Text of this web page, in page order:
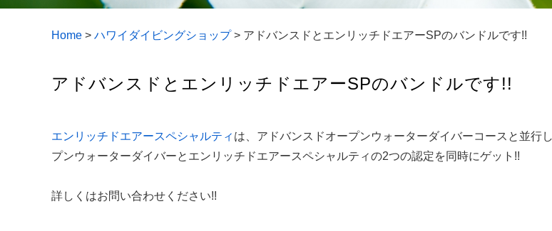
Home > ハワイダイビングショップ> アドバンスドとエンリッチドエアーSPのバンドルです!!
アドバンスドとエンリッチドエアーSPのバンドルです!!
エンリッチドエアースペシャルティ は、アドバンスドオープンウォーターダイバーコースと並行
プンウォーターダイバーとエンリッチドエアースペシャルティの2つの認定を同時にゲット!!
詳しくはお問い合わせください!!